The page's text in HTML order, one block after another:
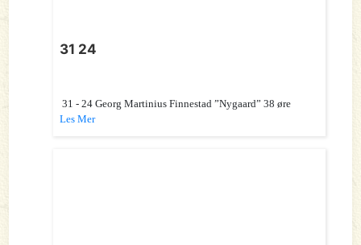
31 24
31 - 24 Georg Martinius Finnestad ”Nygaard” 38 øre
Les Mer